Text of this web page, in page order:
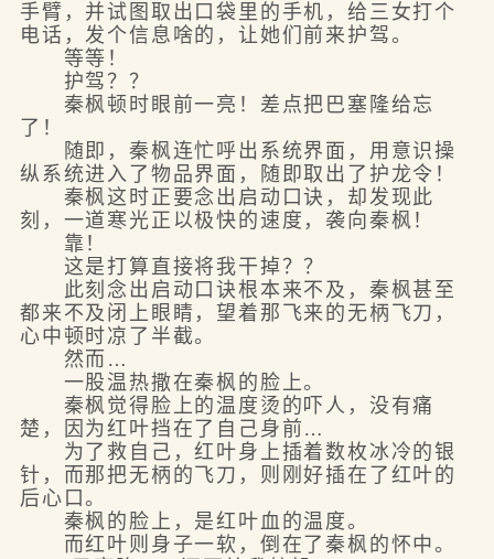
手臂，并试图取出口袋里的手机，给三女打个
电话，发个信息啥的，让她们前来护驾。
等等！
护驾？？
秦枫顿时眼前一亮！差点把巴塞隆给忘
了！
随即，秦枫连忙呼出系统界面，用意识操
纵系统进入了物品界面，随即取出了护龙令！
秦枫这时正要念出启动口诀，却发现此
刻，一道寒光正以极快的速度，袭向秦枫！
靠！
这是打算直接将我干掉？？
此刻念出启动口诀根本来不及，秦枫甚至
都来不及闭上眼睛，望着那飞来的无柄飞刀，
心中顿时凉了半截。
然而…
一股温热撒在秦枫的脸上。
秦枫觉得脸上的温度烫的吓人，没有痛
楚，因为红叶挡在了自己身前…
为了救自己，红叶身上插着数枚冰冷的银
针，而那把无柄的飞刀，则刚好插在了红叶的
后心口。
秦枫的脸上，是红叶血的温度。
而红叶则身子一软，倒在了秦枫的怀中。